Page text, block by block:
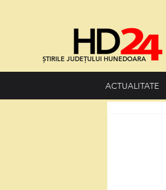
ȘTIRILE JUDEȚULUI HUNEDOARA
ACTUALITATE